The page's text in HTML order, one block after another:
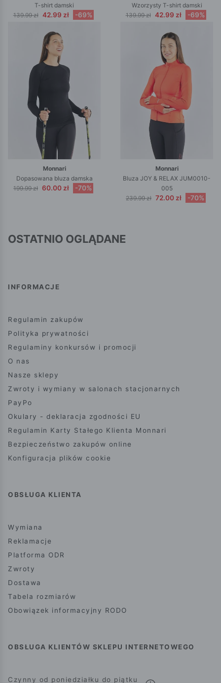
T-shirt damski
139.99 zł 42.99 zł -69%
Wzorzysty T-shirt damski
139.99 zł 42.99 zł -69%
Monnari
Dopasowana bluza damska
199.99 zł 60.00 zł -70%
Monnari
Bluza JOY & RELAX JUM0010-
005
239.99 zł 72.00 zł -70%
OSTATNIO OGLĄDANE
INFORMACJE
Regulamin zakupów
Polityka prywatności
Regulaminy konkursów i promocji
O nas
Nasze sklepy
Zwroty i wymiany w salonach stacjonarnych
PayPo
Okulary - deklaracja zgodności EU
Regulamin Karty Stałego Klienta Monnari
Bezpieczeństwo zakupów online
Konfiguracja plików cookie
OBSŁUGA KLIENTA
Wymiana
Reklamacje
Platforma ODR
Zwroty
Dostawa
Tabela rozmiarów
Obowiązek informacyjny RODO
OBSŁUGA KLIENTÓW SKLEPU INTERNETOWEGO
Czynny od poniedziałku do piątku